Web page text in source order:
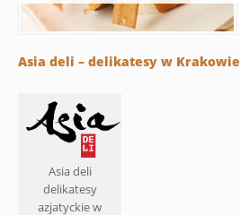
Asia deli – delikatesy w Krakowie
Asia deli
delikatesy
azjatyckie w